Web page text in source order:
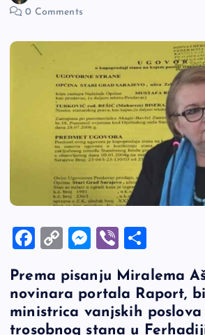
0 Comments
F
c
e
b
C
p
y
Li
M
se
n
g
Vi
er ar
e
Prema pisanju Miralema
novinara portala Raport,
ministrica vanjskih
trosobnog stana u